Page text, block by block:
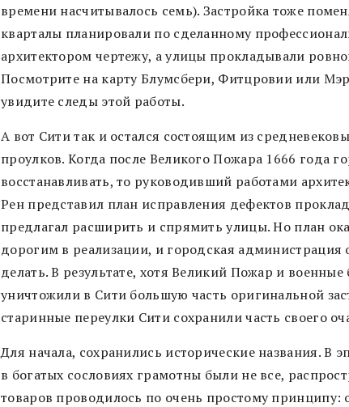
времени насчитывалось семь). Застройка тоже
кварталы планировали по сделанному
архитектором чертежу, а улицы прокладывали
Посмотрите на карту Блумсбери, Фитцровии или
увидите следы этой работы.
А вот Сити так и остался состоящим из
проулков. Когда после Великого Пожара 1666 года
восстанавливать, то руководивший работами
Рен представил план исправления дефектов
предлагал расширить и спрямить улицы. Но план
дорогим в реализации, и городская администрация
делать. В результате, хотя Великий Пожар и
уничтожили в Сити большую часть оригинальной
старинные переулки Сити сохранили часть своего
Для начала, сохранились исторические названия. В
в богатых сословиях грамотны были не все,
товаров проводилось по очень простому принципу: